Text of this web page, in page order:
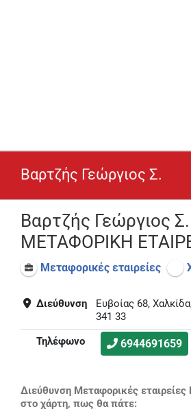
Βαρτζής Γεώργιος Σ.
Βαρτζής Γεώργιος Σ.
ΜΕΤΑΦΟΡΙΚΗ
Μεταφορικές εταιρείες
Διεύθυνση
Ευβοίας 68,
341 33
Τηλέφωνο
6944691659
Διεύθυνση Μεταφορικές εταιρείες
στο χάρτη, πως θα πάτε: